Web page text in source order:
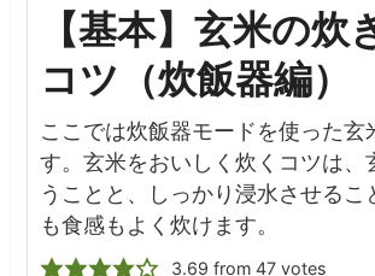
【基本】玄米の炊
コツ（炊飯器編）
ここでは炊飯器モードを使った玄
す。玄米をおいしく炊くコツは、
うことと、しっかり浸水させるこ
も食感もよく炊けます。
3.69 from 47votes